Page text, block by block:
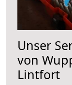
Unser
von
Lintfort